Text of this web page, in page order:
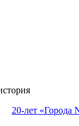
20-лет «Города